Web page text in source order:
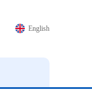
English